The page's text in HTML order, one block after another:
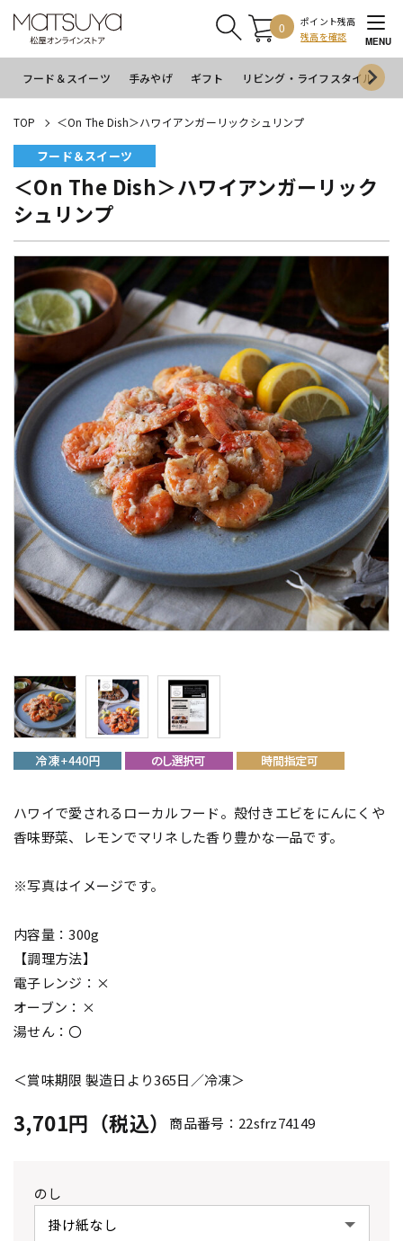
0
ポイント残高
残高を確認
MENU
フード＆スイーツ 手みやげ ギフト リビング・ライフスタイル
TOP ＜On The Dish＞ハワイアンガーリックシュリンプ
フード＆スイーツ
＜On The Dish＞ハワイアンガーリック
シュリンプ
ハワイで愛されるローカルフード。殻付きエビをにんにくや
香味野菜、レモンでマリネした香り豊かな一品です。
※写真はイメージです。
内容量：300g
【調理方法】
電子レンジ：×
オーブン：×
湯せん：〇
＜賞味期限 製造日より365日／冷凍＞
3,701円（税込） 商品番号：22sfrz74149
のし